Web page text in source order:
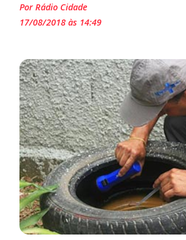
Por Rádio Cidade
17/08/2018 às 14:49